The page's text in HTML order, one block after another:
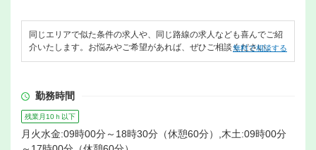
同じエリアで似た条件の求人や、同じ路線の求人なども喜んでご紹
介いたします。お悩みやご希望があれば、ぜひご相談ください。
無料で相談する
勤務時間
残業月10ｈ以下
月火水金:09時00分～18時30分（休憩60分）,木土:09時00分